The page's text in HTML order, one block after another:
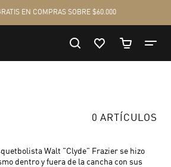
0 ARTÍCULOS
Walt "Clyde" Frazier se hizo
dentro y fuera de la cancha con sus